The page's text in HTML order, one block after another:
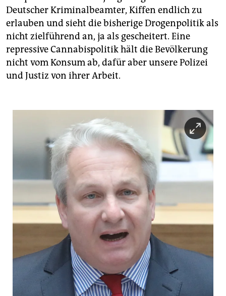
Deutscher Kriminalbeamter, Kiffen endlich zu
erlauben und sieht die bisherige Drogenpolitik als
nicht zielführend an, ja als gescheitert. Eine
repressive Cannabispolitik hält die Bevölkerung
nicht vom Konsum ab, dafür aber unsere Polizei
und Justiz von ihrer Arbeit.